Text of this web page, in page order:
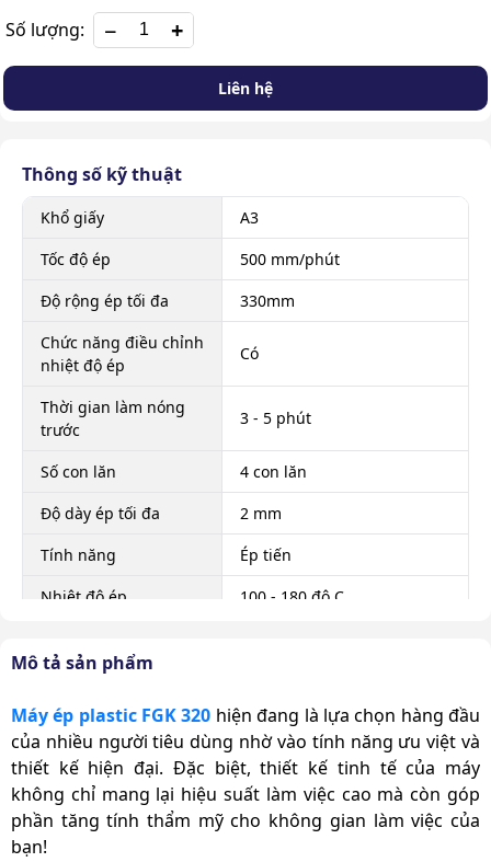
Số lượng: +
Liên hệ
Mô tả sản phẩm
Máy ép plastic FGK 320 hiện đang là lựa chọn hàng đầu
của nhiều người tiêu dùng nhờ vào tính năng ưu việt và
thiết kế hiện đại. Đặc biệt, thiết kế tinh tế của máy
không chỉ mang lại hiệu suất làm việc cao mà còn góp
phần tăng tính thẩm mỹ cho không gian làm việc của
bạn!
Thông số kỹ thuật
Khổ giấy
A3
Tốc độ ép
500 mm/phút
Độ rộng ép tối đa
330mm
Chức năng điều chỉnh
nhiệt độ ép
Có
Thời gian làm nóng
trước
3 - 5 phút
Số con lăn
4 con lăn
Độ dày ép tối đa
2 mm
Tính năng
Ép tiến
Nhiệt độ ép
100 - 180 độ C
Chức năng trả ngược
Trọng lượng sản
phẩm
8 Kg
Kích thước sản phẩm
500x200x110 mm
Xuất xứ